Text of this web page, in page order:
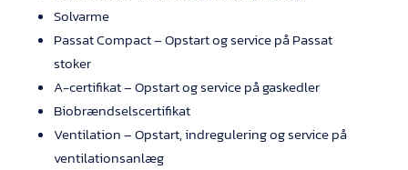
Solvarme
Passat Compact – Opstart og service på Passat
stoker
A-certifikat – Opstart og service på gaskedler
Biobrændselscertifikat
Ventilation – Opstart, indregulering og service på
ventilationsanlæg